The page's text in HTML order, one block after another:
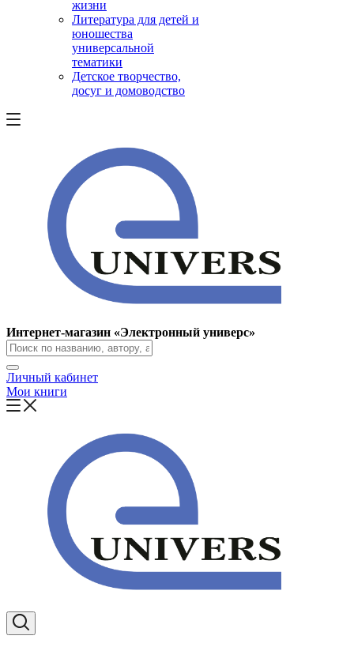
жизни
Литература для детей и
юношества
универсальной
тематики
Детское творчество,
досуг и домоводство
Интернет-магазин «Электронный универс»
Личный кабинет
Мои книги